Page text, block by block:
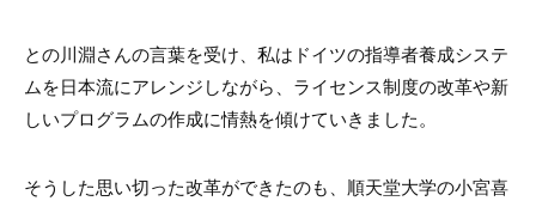
との川淵さんの言葉を受け、 私はドイツの指導者養成システ
ムを日本流にアレンジしながら、 ライセンス制度の改革や新
しいプログラムの作成に情熱を傾けていきました。
そうした思い切った改革ができたのも、順天堂大学の小宮喜